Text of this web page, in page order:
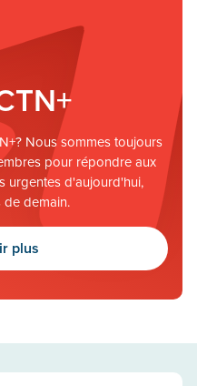
Nous sommes toujours
pour répondre aux
urgentes d'aujourd'hui,
demain.
plus